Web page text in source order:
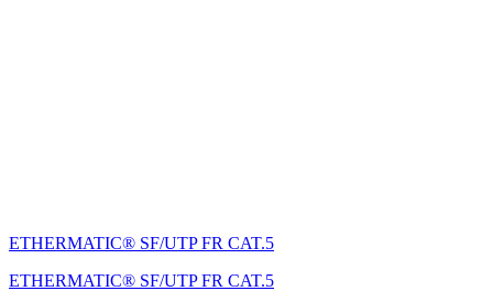
ETHERMATIC® SF/UTP FR CAT.5
ETHERMATIC® SF/UTP FR CAT.5